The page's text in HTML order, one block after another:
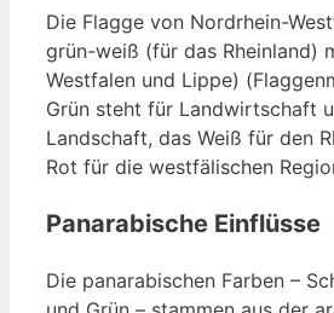
Die Flagge von Nordrhein-
grün-weiß (für das Rheinland)
Westfalen und Lippe)
Grün steht für Landwirtschaft
Landschaft, das Weiß für den
Rot für die westfälischen
Panarabische Einflüsse
Die panarabischen Farben –